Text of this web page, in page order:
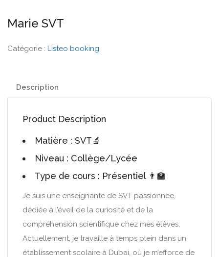
Marie SVT
Catégorie : Listeo booking
Description
Product Description
Matière : SVT🔬
Niveau : Collège/Lycée
Type de cours : Présentiel 👨‍🏫
Je suis une enseignante de SVT passionnée,
dédiée à l’éveil de la curiosité et de la
compréhension scientifique chez mes élèves.
Actuellement, je travaille à temps plein dans un
établissement scolaire à Dubai, où je m’efforce de